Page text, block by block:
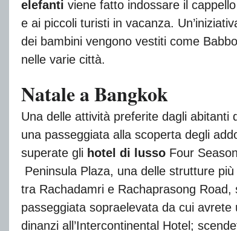
elefanti viene fatto indossare il
e ai piccoli turisti in vacanza.
dei bambini vengono vestiti come
nelle varie città.
Natale a Bangkok
Una delle attività preferite dagli abitanti
una passeggiata alla scoperta degli
superate gli hotel di lusso Four
Peninsula Plaza, una delle strutture
tra Rachadamri e Rachaprasong
passeggiata sopraelevata da cui
dinanzi all’Intercontinental Hotel;